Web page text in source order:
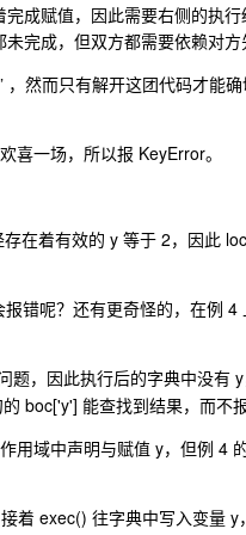
成赋值，因此需要右侧的执
完成，但双方都需要依赖对方
，然而只有解开这团代码才
喜一场，所以报 KeyError。
在着有效的 y 等于 2，因此
错呢？还有更奇怪的，在例
题，因此执行后的字典中没有
boc['y'] 能查找到结果，而不报
用域中声明与赋值 y，但例 4
着 exec() 往字典中写入变量